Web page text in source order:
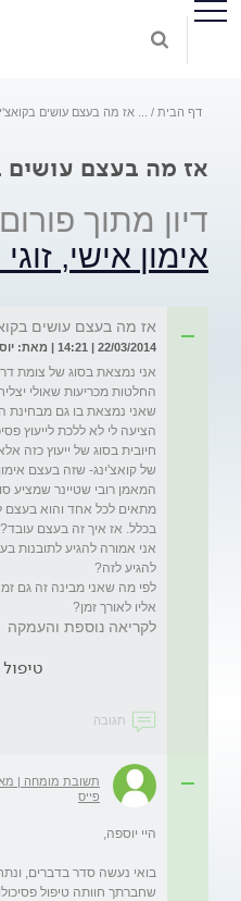
דף הבית אז מה בעצם עושים
אז מה בעצם עושים
דיון מתוך פורום
אימון אישי,
אז מה בעצם עושים
22/03/2014 | 14:21 | מאת: יוספה
אני נמצאת בסוג של צומת
החלטות מכריעות שאולי
שאני נמצאת בו גם מבחינת
הציעה לי לא ללכת לייעוץ
חיובית בסוג של ייעוץ כזה
של קואצ'ינג- שזה בעצם
המאמן רובי שטיינר שמציע
מתאים לכל אחד והוא בעצם
אני אמורה להגיע לתובנות
לפי מה שאני מבינה זה גם
אליו לאורך זמן?
לקריאה נוספת והעמקה
טיפול
תגובה
תשובת מומחה |
פייס
בואי נעשה סדר בדברים,
שחברתך חוותה טיפול